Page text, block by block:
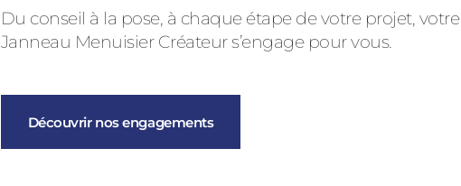
Du conseil à la pose, à chaque étape de votre projet, votre
Janneau Menuisier Créateur s’engage pour vous.
Découvrir nos engagements